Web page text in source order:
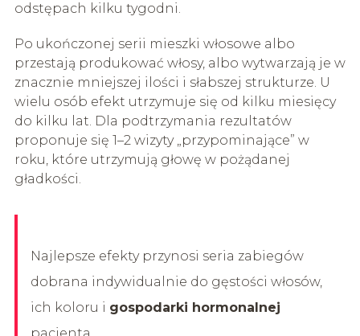
odstępach kilku tygodni.
Po ukończonej serii mieszki włosowe albo
przestają produkować włosy, albo wytwarzają je w
znacznie mniejszej ilości i słabszej strukturze. U
wielu osób efekt utrzymuje się od kilku miesięcy
do kilku lat. Dla podtrzymania rezultatów
proponuje się 1–2 wizyty „przypominające” w
roku, które utrzymują głowę w pożądanej
gładkości.
Najlepsze efekty przynosi seria zabiegów
dobrana indywidualnie do gęstości włosów,
ich koloru i gospodarki hormonalnej